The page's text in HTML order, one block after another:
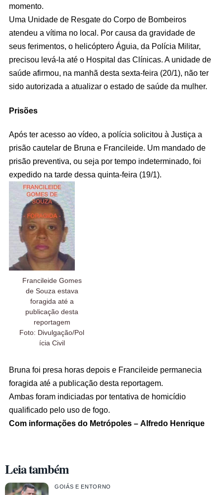
momento.
Uma Unidade de Resgate do Corpo de Bombeiros
atendeu a vítima no local. Por causa da gravidade de
seus ferimentos, o helicóptero Águia, da Polícia Militar,
precisou levá-la até o Hospital das Clínicas. A unidade de
saúde afirmou, na manhã desta sexta-feira (20/1), não ter
sido autorizada a atualizar o estado de saúde da mulher.
Prisões
Após ter acesso ao vídeo, a polícia solicitou à Justiça a
prisão cautelar de Bruna e Francileide. Um mandado de
prisão preventiva, ou seja por tempo indeterminado, foi
expedido na tarde dessa quinta-feira (19/1).
Francileide Gomes
de Souza estava
foragida até a
publicação desta
reportagem
Foto: Divulgação/Pol
ícia Civil
Bruna foi presa horas depois e Francileide permanecia
foragida até a publicação desta reportagem.
Ambas foram indiciadas por tentativa de homicídio
qualificado pelo uso de fogo.
Com informações do Metrópoles – Alfredo Henrique
Leia também
GOIÁS E ENTORNO